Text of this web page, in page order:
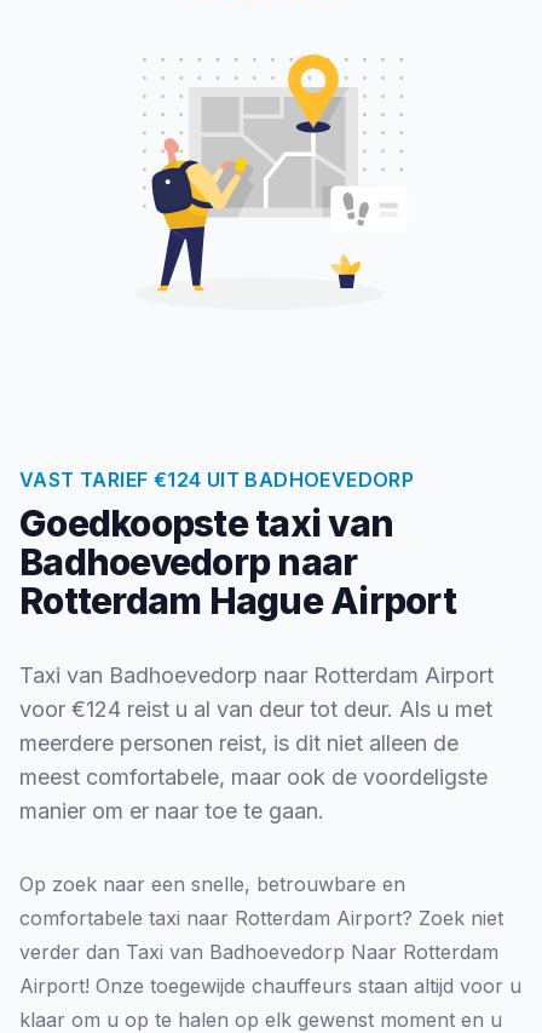
VAST TARIEF €124 UIT BADHOEVEDORP
Goedkoopste taxi van
Badhoevedorp naar
Rotterdam Hague Airport
Taxi van Badhoevedorp naar Rotterdam Airport
voor €124 reist u al van deur tot deur. Als u met
meerdere personen reist, is dit niet alleen de
meest comfortabele, maar ook de voordeligste
manier om er naar toe te gaan.
Op zoek naar een snelle, betrouwbare en
comfortabele taxi naar Rotterdam Airport? Zoek niet
verder dan Taxi van Badhoevedorp Naar Rotterdam
Airport! Onze toegewijde chauffeurs staan altijd voor u
klaar om u op te halen op elk gewenst moment en u